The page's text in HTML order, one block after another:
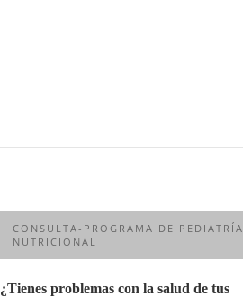
CONSULTA-PROGRAMA DE PEDIATRÍA
NUTRICIONAL
¿Tienes problemas con la salud de tus